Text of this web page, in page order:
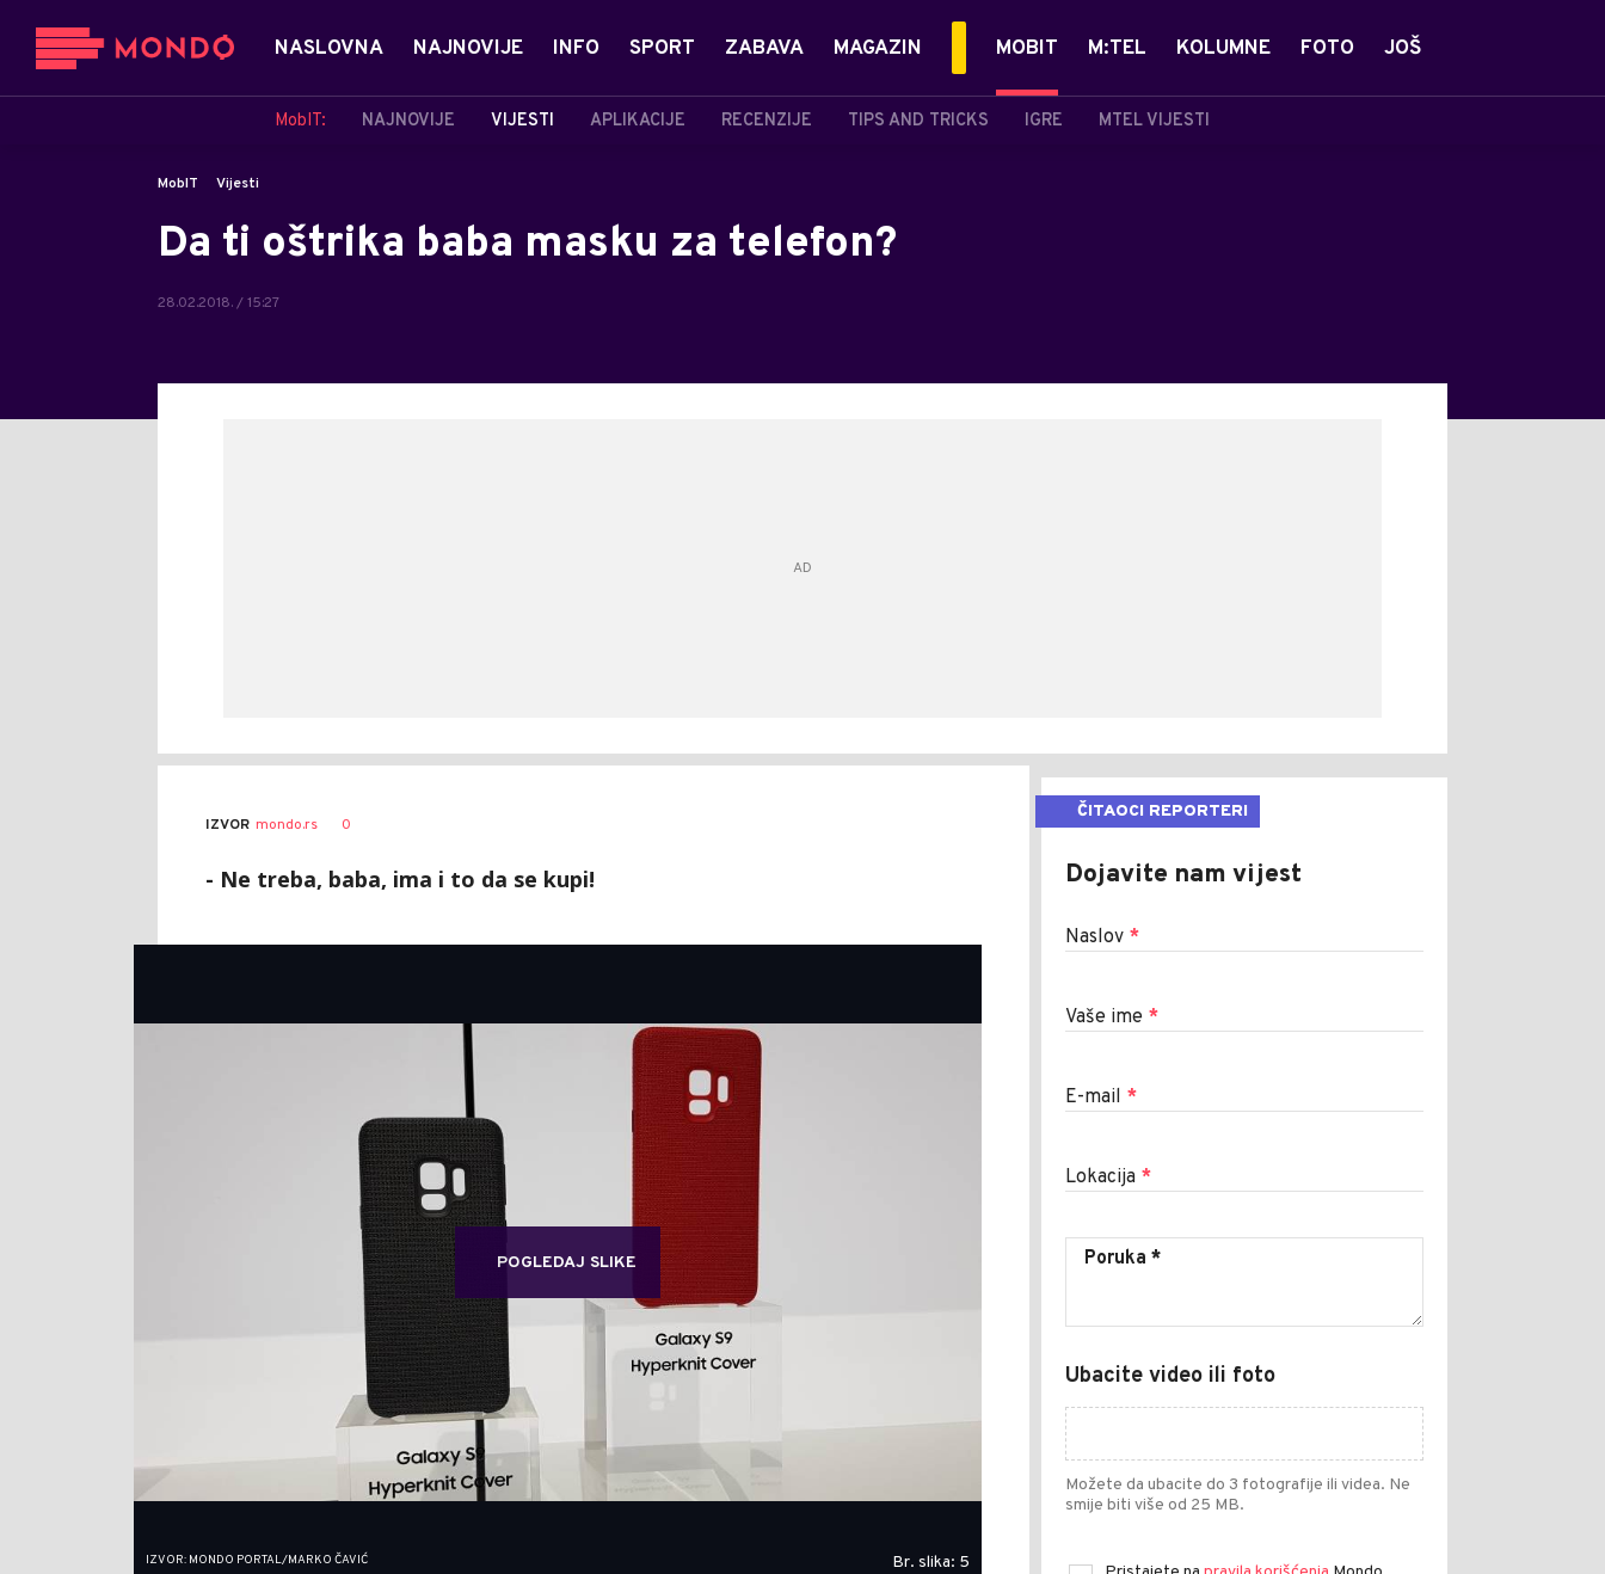
NASLOVNA NAJNOVIJE INFO SPORT ZABAVA MAGAZIN MOBIT
MobIT: NAJNOVIJE VIJESTI APLIKACIJE RECENZIJE TIPS AND TRICKS IGRE MTEL VIJESTI
M:TEL KOLUMNE FOTO JOŠ
MobIT Vijesti
Da ti oštrika baba masku za telefon?
28.02.2018. / 15:27
IZVOR mondo.rs 0
- Ne treba, baba, ima i to da se kupi!
POGLEDAJ SLIKE
IZVOR: MONDO PORTAL/MARKO ČAVIĆ Br. slika: 5
ČITAOCI REPORTERI
Dojavite nam vijest
Naslov *
Vaše ime *
E-mail *
Lokacija *
Ubacite video ili foto
Možete da ubacite do 3 fotografije ili videa. Ne
smije biti više od 25 MB.